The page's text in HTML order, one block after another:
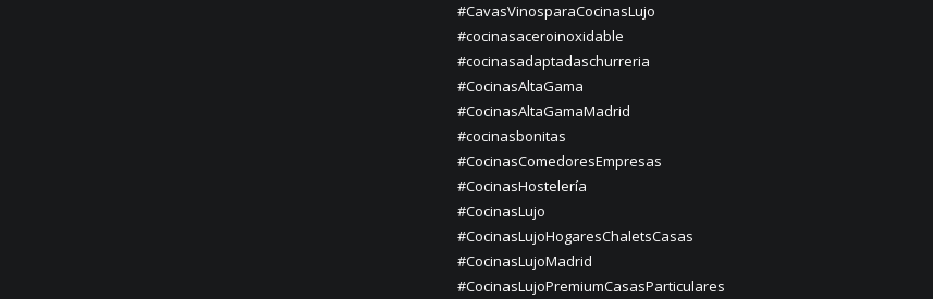
#CavasVinosparaCocinasLujo
#cocinasaceroinoxidable
#cocinasadaptadaschurreria
#CocinasAltaGama
#CocinasAltaGamaMadrid
#cocinasbonitas
#CocinasComedoresEmpresas
#CocinasHostelería
#CocinasLujo
#CocinasLujoHogaresChaletsCasas
#CocinasLujoMadrid
#CocinasLujoPremiumCasasParticulares